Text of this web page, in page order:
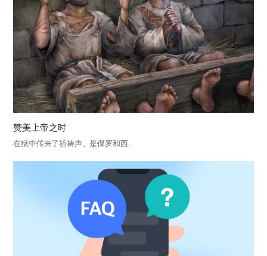
赞美上帝之时
在狱中传来了祈祷声。是保罗和西…